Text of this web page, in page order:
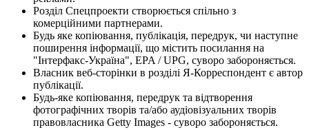
Розділ Спецпроекти створюється спільно з
комерційними партнерами.
Будь яке копіювання, публікація, передрук, чи наступне
поширення інформації, що містить посилання на
"Інтерфакс-Україна", EPA / UPG, суворо забороняється.
Власник веб-сторінки в розділі Я-Корреспондент є автор
публікації.
Будь-яке копіювання, передрук та відтворення
фотографічних творів та/або аудіовізуальних творів
правовласника Getty Images - суворо забороняється.